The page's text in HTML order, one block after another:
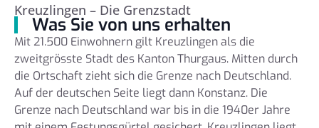
Kreuzlingen – Die Grenzstadt
Was Sie von uns erhalten
Mit 21.500 Einwohnern gilt Kreuzlingen als die
zweitgrösste Stadt des Kanton Thurgaus. Mitten durch
die Ortschaft zieht sich die Grenze nach Deutschland.
Auf der deutschen Seite liegt dann Konstanz. Die
Grenze nach Deutschland war bis in die 1940er Jahre